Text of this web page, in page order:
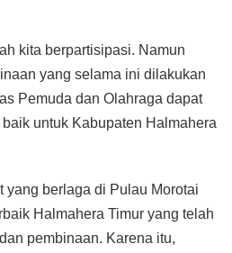
kita berpartisipasi. Namun
yang selama ini dilakukan
Pemuda dan Olahraga dapat
untuk Kabupaten Halmahera
yang berlaga di Pulau Morotai
Halmahera Timur yang telah
pembinaan. Karena itu,